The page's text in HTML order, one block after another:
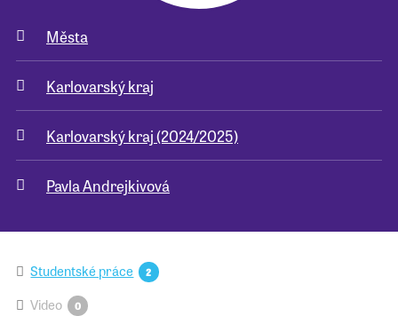
Pro školy
Příběhy našich sousedů
Města
Karlovarský kraj
Karlovarský kraj (2024/2025)
Pavla Andrejkivová
Studentské práce 2
Video 0